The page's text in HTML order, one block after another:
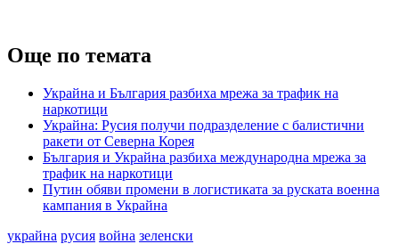
Още по темата
Украйна и България разбиха мрежа за трафик на
наркотици
Украйна: Русия получи подразделение с балистични
ракети от Северна Корея
България и Украйна разбиха международна мрежа за
трафик на наркотици
Путин обяви промени в логистиката за руската военна
кампания в Украйна
украйна русия война зеленски